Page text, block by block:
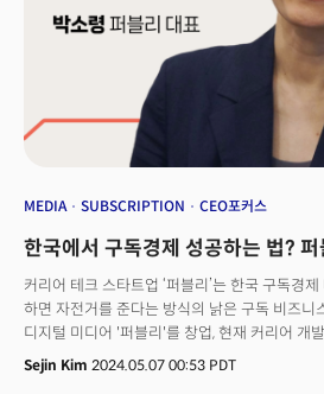
노리고 있다. AI 모델이 보편화 되고 있는 상황
현상을 막고 편향적이지 않고 정확한 데이터가
확인되고 인사이트가 담긴 기존언론 출판 콘텐
이제는 생성AI 퀄리티(품질) 경쟁이 시작되고 있
MEDIA SUBSCRIPTION CEO포커스
한국에서 구독경제 성공하는 법?
커리어 테크 스타트업 ‘퍼블리’는 한국 구독경
하면 자전거를 준다는 방식의 낡은 구독 비즈
디지털 미디어 '퍼블리'를 창업, 현재 커리어 개
때까지 피봇을 거듭하며 한국의 대표 구독 미디
피봇에 피봇을 거듭하며 경험한 가장 소중한 것
Sejin Kim 2024.05.07 00:53 PDT